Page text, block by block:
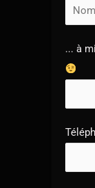
... à